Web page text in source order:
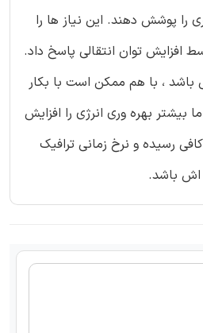
را پوشش دهند. این نیاز ها را
افزایش توان انتقالی پاسخ داد.
باشد ، با هم ممکن است با بکار
بیشتر بهره وری انرژی را افزایش
رسیده و نرخ زمانی ترافیک
اش باشد.